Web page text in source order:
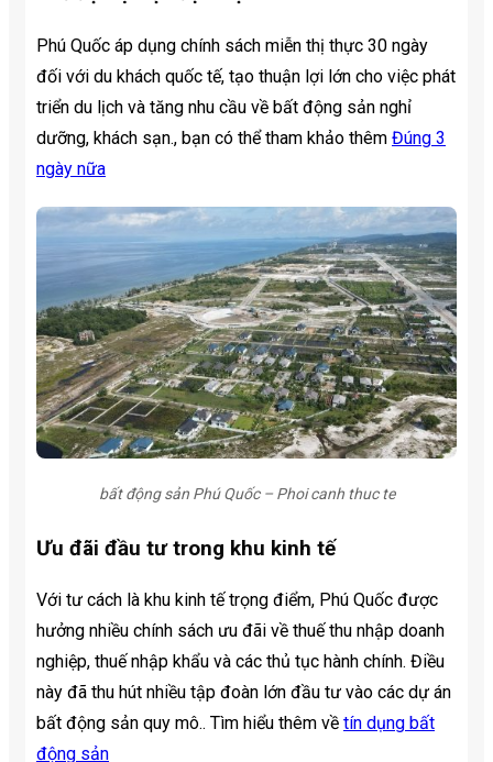
Phú Quốc áp dụng chính sách miễn thị thực 30 ngày
đối với du khách quốc tế, tạo thuận lợi lớn cho việc phát
triển du lịch và tăng nhu cầu về bất động sản nghỉ
dưỡng, khách sạn., bạn có thể tham khảo thêm Đúng 3
ngày nữa
bất động sản Phú Quốc – Phoi canh thuc te
Ưu đãi đầu tư trong khu kinh tế
Với tư cách là khu kinh tế trọng điểm, Phú Quốc được
hưởng nhiều chính sách ưu đãi về thuế thu nhập doanh
nghiệp, thuế nhập khẩu và các thủ tục hành chính. Điều
này đã thu hút nhiều tập đoàn lớn đầu tư vào các dự án
bất động sản quy mô.. Tìm hiểu thêm về tín dụng bất
động sản